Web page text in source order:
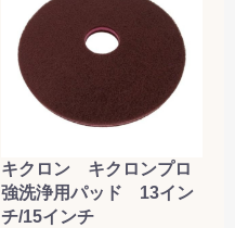
キクロン キクロンプロ
強洗浄用パッド 13イン
チ/15インチ